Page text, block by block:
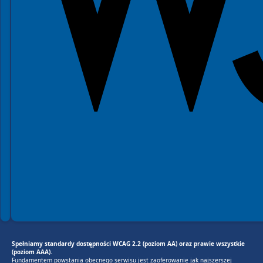
Spełniamy standardy dostępności WCAG 2.2 (poziom AA) oraz prawie wszystkie
(poziom AAA).
Fundamentem powstania obecnego serwisu jest zaoferowanie jak najszerszej